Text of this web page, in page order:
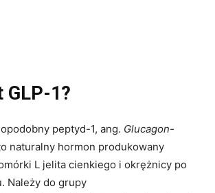
GLP-1?
peptyd-1, ang. Glucagon-
naturalny hormon produkowany
L jelita cienkiego i okrężnicy po
Należy do grupy